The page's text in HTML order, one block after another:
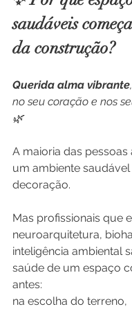
saudáveis
da construção?
Querida alma vibrante
no seu coração e nos
🌿
A maioria das
um ambiente saudável
decoração.
Mas profissionais que
neuroarquitetura,
inteligência ambiental
saúde de um espaço
antes:
na escolha do terreno,